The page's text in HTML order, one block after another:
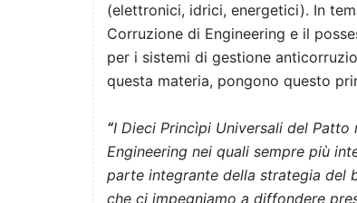
(elettronici, idrici, energetici). In
Corruzione di Engineering e il
per i sistemi di gestione
questa materia, pongono questo
“I Dieci Princìpi Universali del
Engineering nei quali sempre più
parte integrante della strategia del
che ci impegniamo a diffondere